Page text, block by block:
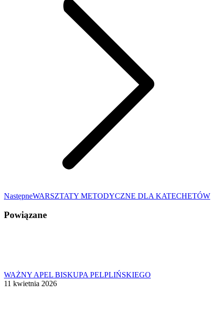
NastępneNastępny
WARSZTATY METODYCZNE DLA KATECHETÓW
Powiązane
WAŻNY APEL BISKUPA PELPLIŃSKIEGO
11 kwietnia 2026